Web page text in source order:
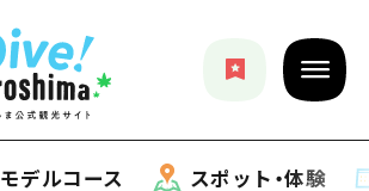
モデルコース スポット・体験